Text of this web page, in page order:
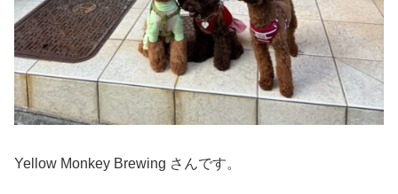
Yellow Monkey Brewing さんです。